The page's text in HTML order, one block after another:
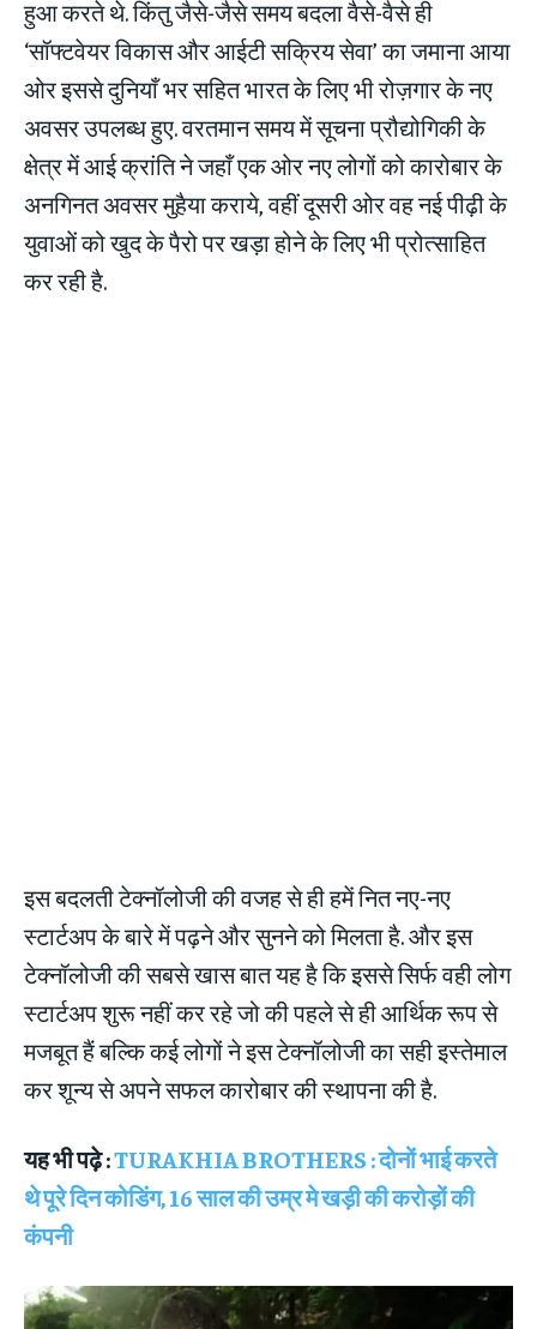
हुआ करते थे. किंतु जैसे-जैसे समय बदला वैसे-वैसे ही
‘सॉफ्टवेयर विकास और आईटी सक्रिय सेवा’ का जमाना आया
ओर इससे दुनियाँ भर सहित भारत के लिए भी रोज़गार के नए
अवसर उपलब्ध हुए. वरतमान समय में सूचना प्रौद्योगिकी के
क्षेत्र में आई क्रांति ने जहाँ एक ओर नए लोगों को कारोबार के
अनगिनत अवसर मुहैया कराये, वहीं दूसरी ओर वह नई पीढ़ी के
युवाओं को खुद के पैरो पर खड़ा होने के लिए भी प्रोत्साहित
कर रही है.
इस बदलती टेक्नॉलोजी की वजह से ही हमें नित नए-नए
स्टार्टअप के बारे में पढ़ने और सुनने को मिलता है. और इस
टेक्नॉलोजी की सबसे खास बात यह है कि इससे सिर्फ वही लोग
स्टार्टअप शुरू नहीं कर रहे जो की पहले से ही आर्थिक रूप से
मजबूत हैं बल्कि कई लोगों ने इस टेक्नॉलोजी का सही इस्तेमाल
कर शून्य से अपने सफल कारोबार की स्थापना की है.
यह भी पढ़े :TURAKHIA BROTHERS : दोनों भाई करते
थे पूरे दिन कोडिंग, 16 साल की उम्र मे खड़ी की करोड़ों की
कंपनी